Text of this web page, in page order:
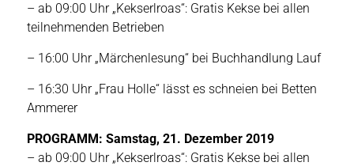
– ab 09:00 Uhr „Kekserlroas“: Gratis Kekse bei allen
teilnehmenden Betrieben
– 16:00 Uhr „Märchenlesung“ bei Buchhandlung Lauf
– 16:30 Uhr „Frau Holle“ lässt es schneien bei Betten
Ammerer
PROGRAMM: Samstag, 21. Dezember 2019
– ab 09:00 Uhr „Kekserlroas“: Gratis Kekse bei allen